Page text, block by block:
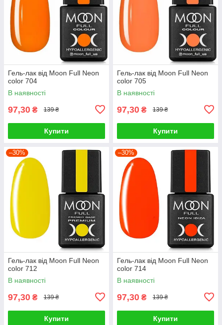
Гель-лак від Moon Full Neon
color 704
В наявності
97,30 ₴ 139 ₴
Купити
Гель-лак від Moon Full Neon
color 705
В наявності
97,30 ₴ 139 ₴
Купити
–30%
Гель-лак від Moon Full Neon
color 712
В наявності
97,30 ₴ 139 ₴
Купити
–30%
Гель-лак від Moon Full Neon
color 714
В наявності
97,30 ₴ 139 ₴
Купити